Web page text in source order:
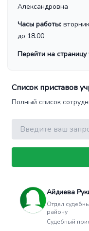
Александровна
Часы работы:
до 18.00
Перейти на
Список приставов
Полный список
Поиск
Айдиева
Отдел
району
Судебный